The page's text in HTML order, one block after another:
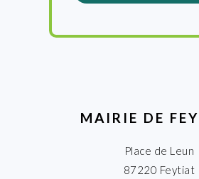
MAIRIE DE
Place de Leun
87220 Feytiat